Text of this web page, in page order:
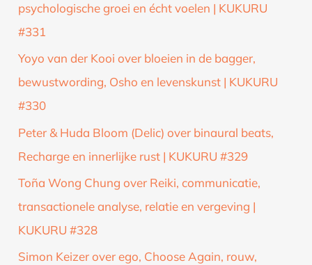
psychologische groei en écht voelen | KUKURU
#331
Yoyo van der Kooi over bloeien in de bagger,
bewustwording, Osho en levenskunst | KUKURU
#330
Peter & Huda Bloom (Delic) over binaural beats,
Recharge en innerlijke rust | KUKURU #329
Toña Wong Chung over Reiki, communicatie,
transactionele analyse, relatie en vergeving |
KUKURU #328
Simon Keizer over ego, Choose Again, rouw,